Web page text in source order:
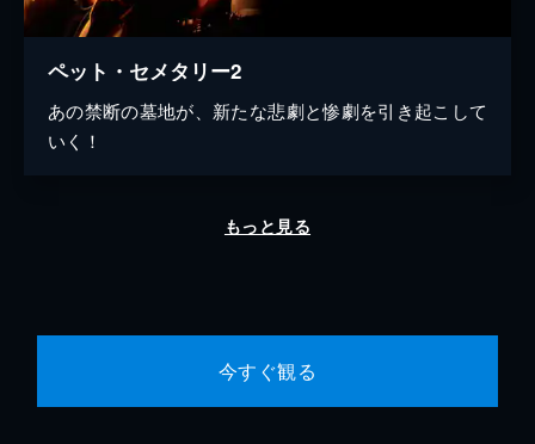
ペット・セメタリー2
あの禁断の墓地が、新たな悲劇と惨劇を引き起こして
いく！
もっと見る
今すぐ観る